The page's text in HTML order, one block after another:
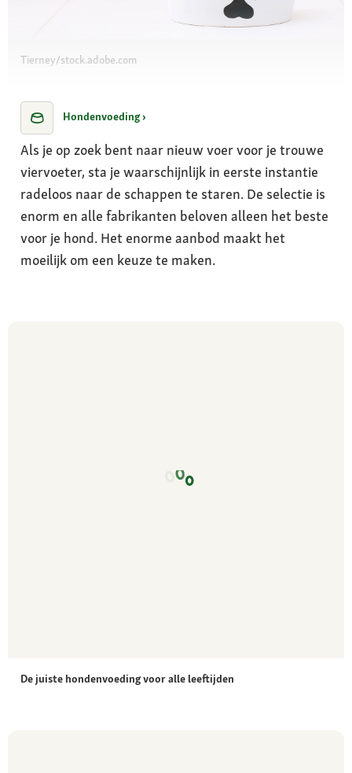
Tierney/stock.adobe.com
Hondenvoeding ›
Als je op zoek bent naar nieuw voer voor je trouwe
viervoeter, sta je waarschijnlijk in eerste instantie
radeloos naar de schappen te staren. De selectie is
enorm en alle fabrikanten beloven alleen het beste
voor je hond. Het enorme aanbod maakt het
moeilijk om een keuze te maken.
De juiste hondenvoeding voor alle leeftijden